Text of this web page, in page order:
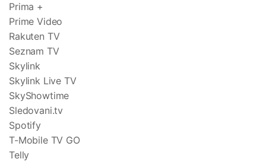
Prima +
Prime Video
Rakuten TV
Seznam TV
Skylink
Skylink Live TV
SkyShowtime
Sledovani.tv
Spotify
T-Mobile TV GO
Telly